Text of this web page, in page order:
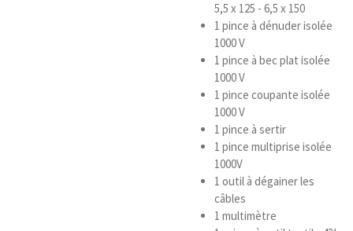
5,5 x 125 - 6,5 x 150
1 pince à dénuder isolée
1000 V
1 pince à bec plat isolée
1000 V
1 pince coupante isolée
1000 V
1 pince à sertir
1 pince multiprise isolée
1000V
1 outil à dégainer les
câbles
1 multimètre